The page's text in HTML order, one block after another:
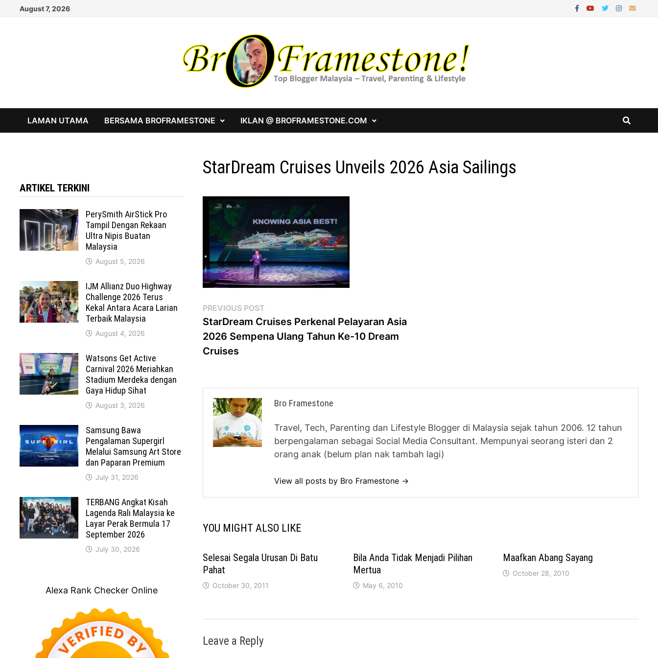
August 7, 2026
LAMAN UTAMA BERSAMA BROFRAMESTONE IKLAN @ BROFRAMESTONE.COM
StarDream Cruises Unveils 2026 Asia Sailings
Post
navigation
PREVIOUS POST
post:
StarDream Cruises Perkenal Pelayaran Asia
2026 Sempena Ulang Tahun Ke-10 Dream
Cruises
Bro Framestone
Travel, Tech, Parenting dan Lifestyle Blogger di Malaysia sejak tahun 2006. 12 tahun
berpengalaman sebagai Social Media Consultant. Mempunyai seorang isteri dan 2
orang anak (belum plan nak tambah lagi)
View all posts by Bro Framestone →
YOU MIGHT ALSO LIKE
Selesai Segala Urusan Di Batu
Pahat
October 30, 2011
Bila Anda Tidak Menjadi Pilihan
Mertua
May 6, 2010
Maafkan Abang Sayang
October 28, 2010
Leave a Reply
ARTIKEL TERKINI
PerySmith AirStick Pro
Tampil Dengan Rekaan
Ultra Nipis Buatan
Malaysia
August 5, 2026
IJM Allianz Duo Highway
Challenge 2026 Terus
Kekal Antara Acara Larian
Terbaik Malaysia
August 4, 2026
Watsons Get Active
Carnival 2026 Meriahkan
Stadium Merdeka dengan
Gaya Hidup Sihat
August 3, 2026
Samsung Bawa
Pengalaman Supergirl
Melalui Samsung Art Store
dan Paparan Premium
July 31, 2026
TERBANG Angkat Kisah
Lagenda Rali Malaysia ke
Layar Perak Bermula 17
September 2026
July 30, 2026
Alexa Rank Checker Online